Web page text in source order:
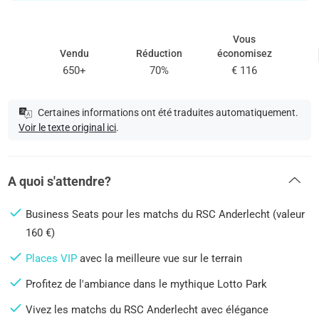
Vendu
650+
Réduction
70%
Vous
économisez
€ 116
Certaines informations ont été traduites automatiquement.
Voir le texte original ici.
A quoi s'attendre?
Business Seats pour les matchs du RSC Anderlecht (valeur
160 €)
Places VIP avec la meilleure vue sur le terrain
Profitez de l'ambiance dans le mythique Lotto Park
Vivez les matchs du RSC Anderlecht avec élégance